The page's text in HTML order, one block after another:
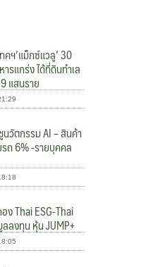
คฯ’แม็กซ์แวลู’ 30
รแกร่ง ได้ที่ดินทำเล
แสนราย
นวัตกรรม AI – สินค้า
รถ 6% -รายบุคคล
ง Thai ESG-Thai
ลลงทุน หุ้น JUMP+